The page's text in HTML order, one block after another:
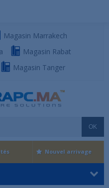
Magasin Marrakech
Magasin Rabat
Magasin Tanger
OK
Nouvel arrivage